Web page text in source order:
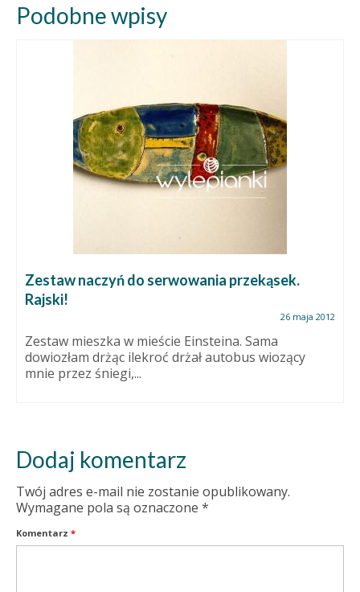
Podobne wpisy
Zestaw naczyń do serwowania przekąsek.
Rajski!
26 maja 2012
Zestaw mieszka w mieście Einsteina. Sama
dowiozłam drżąc ilekroć drżał autobus wiozący
mnie przez śniegi,...
Dodaj komentarz
Twój adres e-mail nie zostanie opublikowany.
Wymagane pola są oznaczone *
Komentarz *